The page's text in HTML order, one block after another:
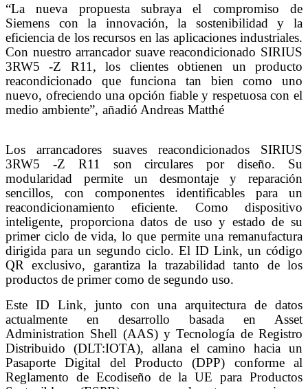
“La nueva propuesta subraya el compromiso de
Siemens con la innovación, la sostenibilidad y la
eficiencia de los recursos en las aplicaciones industriales.
Con nuestro arrancador suave reacondicionado SIRIUS
3RW5 -Z R11, los clientes obtienen un producto
reacondicionado que funciona tan bien como uno
nuevo, ofreciendo una opción fiable y respetuosa con el
medio ambiente”, añadió Andreas Matthé
Los arrancadores suaves reacondicionados SIRIUS
3RW5 -Z R11 son circulares por diseño. Su
modularidad permite un desmontaje y reparación
sencillos, con componentes identificables para un
reacondicionamiento eficiente. Como dispositivo
inteligente, proporciona datos de uso y estado de su
primer ciclo de vida, lo que permite una remanufactura
dirigida para un segundo ciclo. El ID Link, un código
QR exclusivo, garantiza la trazabilidad tanto de los
productos de primer como de segundo uso.
Este ID Link, junto con una arquitectura de datos
actualmente en desarrollo basada en Asset
Administration Shell (AAS) y Tecnología de Registro
Distribuido (DLT:IOTA), allana el camino hacia un
Pasaporte Digital del Producto (DPP) conforme al
Reglamento de Ecodiseño de la UE para Productos